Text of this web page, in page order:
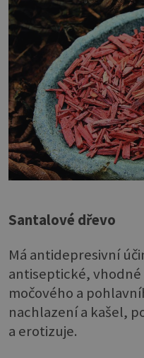
Santalové dřevo
Má antidepresivní
antiseptické,
močového a
nachlazení a kašel,
a erotizuje.